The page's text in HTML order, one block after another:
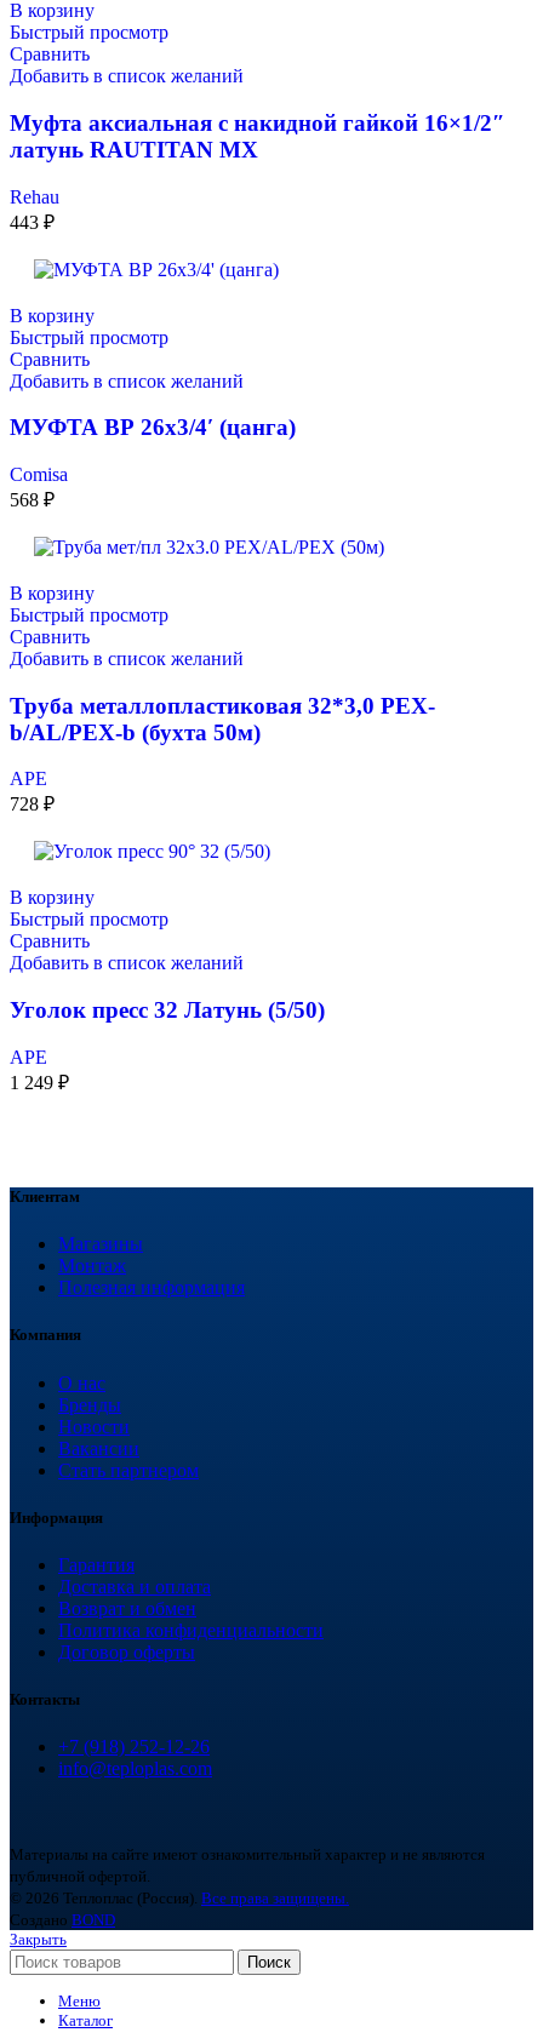
В корзину
Быстрый просмотр
Сравнить
Добавить в список желаний
Муфта аксиальная с накидной гайкой 16×1/2″
латунь RAUTITAN MX
Rehau
443 ₽
В корзину
Быстрый просмотр
Сравнить
Добавить в список желаний
МУФТА ВР 26х3/4′ (цанга)
Comisa
568 ₽
В корзину
Быстрый просмотр
Сравнить
Добавить в список желаний
Труба металлопластиковая 32*3,0 PEX-
b/AL/PEX-b (бухта 50м)
APE
728 ₽
В корзину
Быстрый просмотр
Сравнить
Добавить в список желаний
Уголок пресс 32 Латунь (5/50)
APE
1 249 ₽
Клиентам
Магазины
Монтаж
Полезная информация
Компания
О нас
Бренды
Новости
Вакансии
Стать партнером
Информация
Гарантия
Доставка и оплата
Возврат и обмен
Политика конфиденциальности
Договор оферты
Контакты
+7 (918) 252-12-26
info@teploplas.com
Материалы на сайте имеют ознакомительный характер и не являются
публичной офертой.
© 2026 Теплоплас (Россия). Все права защищены.
Создано BOND
Закрыть
Поиск
Меню
Каталог